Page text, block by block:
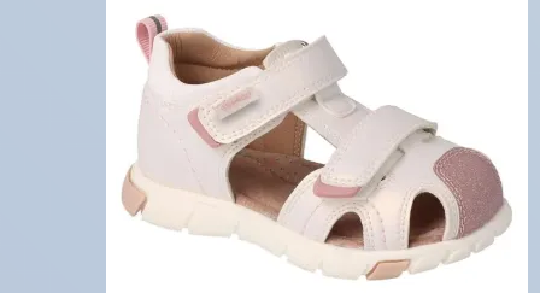
variații.
Opțiunile
pot
fi
alese
în
pagina
produsului.